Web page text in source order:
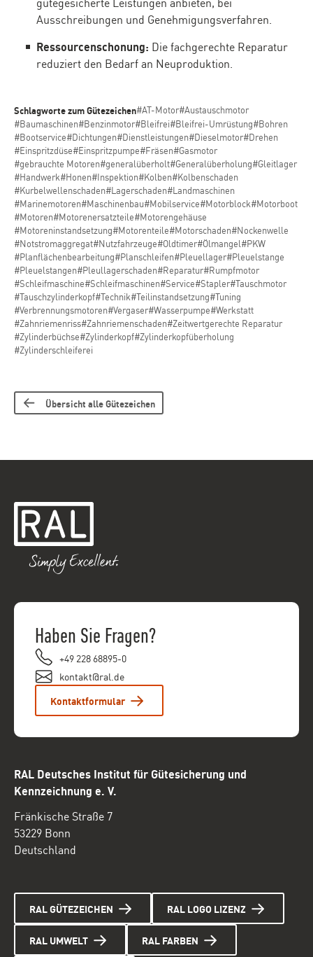
Ausschreibungen und Genehmigungsverfahren.
Ressourcenschonung: Die fachgerechte Reparatur
reduziert den Bedarf an Neuproduktion.
Schlagworte zum Gütezeichen#AT-Motor#Austauschmotor
#Baumaschinen#Benzinmotor#Bleifrei#Bleifrei-Umrüstung#Bohren
#Bootservice#Dichtungen#Dienstleistungen#Dieselmotor#Drehen
#Einspritzdüse#Einspritzpumpe#Fräsen#Gasmotor
#gebrauchte Motoren#generalüberholt#Generalüberholung#Gleitlager
#Handwerk#Honen#Inspektion#Kolben#Kolbenschaden
#Kurbelwellenschaden#Lagerschaden#Landmaschinen
#Marinemotoren#Maschinenbau#Mobilservice#Motorblock#Motorboot
#Motoren#Motorenersatzteile#Motorengehäuse
#Motoreninstandsetzung#Motorenteile#Motorschaden#Nockenwelle
#Notstromaggregat#Nutzfahrzeuge#Oldtimer#Ölmangel#PKW
#Planflächenbearbeitung#Planschleifen#Pleuellager#Pleuelstange
#Pleuelstangen#Pleullagerschaden#Reparatur#Rumpfmotor
#Schleifmaschine#Schleifmaschinen#Service#Stapler#Tauschmotor
#Tauschzylinderkopf#Technik#Teilinstandsetzung#Tuning
#Verbrennungsmotoren#Vergaser#Wasserpumpe#Werkstatt
#Zahnriemenriss#Zahnriemenschaden#Zeitwertgerechte Reparatur
#Zylinderbüchse#Zylinderkopf#Zylinderkopfüberholung
#Zylinderschleiferei
Übersicht alle Gütezeichen
Haben Sie Fragen?
+49 228 68895-0
kontakt@ral.de
Kontaktformular
RAL Deutsches Institut für Gütesicherung und
Kennzeichnung e. V.
Fränkische Straße 7
53229 Bonn
Deutschland
RAL GÜTEZEICHEN RAL LOGO LIZENZ
RAL UMWELT RAL FARBEN